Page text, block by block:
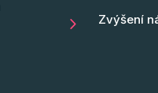
5 Zvýšení